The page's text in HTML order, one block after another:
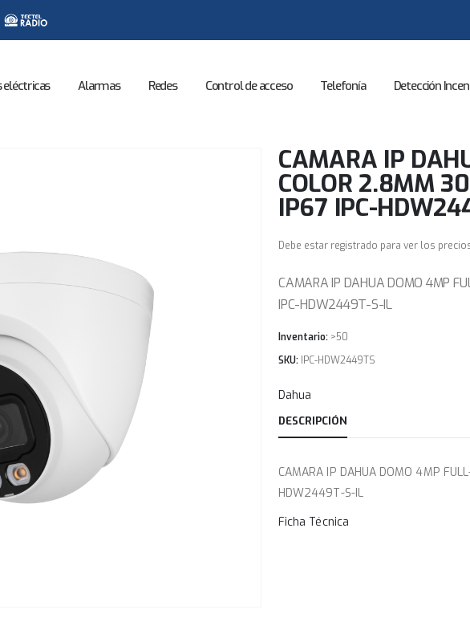
eléctricas Alarmas Redes Control de acceso Telefonía Detección
CAMARA IP
COLOR 2.8MM
IP67 IPC-
Debe estar registrado para ver los
CAMARA IP DAHUA DOMO 4MP
IPC-HDW2449T-S-IL
Inventario: >50
SKU: IPC-HDW2449TS
Dahua
DESCRIPCIÓN
CAMARA IP DAHUA DOMO 4MP
HDW2449T-S-IL
Ficha Técnica